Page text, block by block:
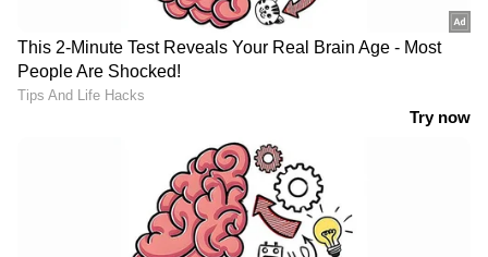
ചെയ്താല്‍ അതിനുള്ള പരിരക്ഷ ലഭിക്കും.
7. ക്രെഡിറ്റ് ഷീല്‍ഡ് ഇന്‍ഷുറന്‍സ്
കാര്‍ഡ് ഉടമയ്ക്ക് മരണം സംഭവിച്ചാല്‍
നിലവിലുള്ള കടം തിരിച്ചടയ്ക്കുന്നത് വലിയ
വെല്ലുവിളിയാണ്. മുന്‍കൂട്ടി നിശ്ചയിച്ച പരിധി